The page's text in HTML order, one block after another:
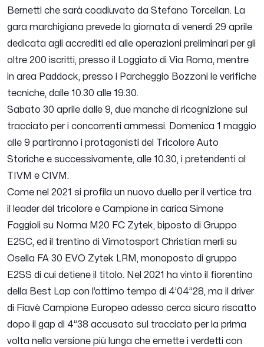
Bernetti che sarà coadiuvato da Stefano Torcellan. La
gara marchigiana prevede la giornata di venerdì 29 aprile
dedicata agli accrediti ed alle operazioni preliminari per gli
oltre 200 iscritti, presso il Loggiato di Via Roma, mentre
in area Paddock, presso i Parcheggio Bozzoni le verifiche
tecniche, dalle 10.30 alle 19.30.
Sabato 30 aprile dalle 9, due manche di ricognizione sul
tracciato per i concorrenti ammessi. Domenica 1 maggio
alle 9 partiranno i protagonisti del Tricolore Auto
Storiche e successivamente, alle 10.30, i pretendenti al
TIVM e CIVM.
Come nel 2021 si profila un nuovo duello per il vertice tra
il leader del tricolore e Campione in carica Simone
Faggioli su Norma M20 FC Zytek, biposto di Gruppo
E2SC, ed il trentino di Vimotosport Christian merli su
Osella FA 30 EVO Zytek LRM, monoposto di gruppo
E2SS di cui detiene il titolo. Nel 2021 ha vinto il fiorentino
della Best Lap con l’ottimo tempo di 4’04”28, ma il driver
di Fiavè Campione Europeo adesso cerca sicuro riscatto
dopo il gap di 4”38 accusato sul tracciato per la prima
volta nella versione più lunga che emette i verdetti con